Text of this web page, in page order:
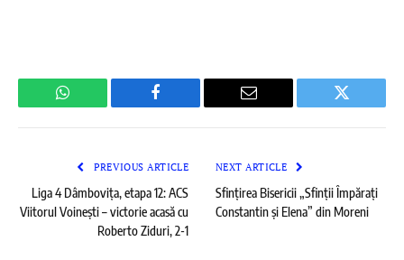
WhatsApp Facebook Email Twitter
PREVIOUS ARTICLE
Liga 4 Dâmbovița, etapa 12: ACS
Viitorul Voinești – victorie acasă cu
Roberto Ziduri, 2-1
NEXT ARTICLE
Sfințirea Bisericii „Sfinții Împărați
Constantin și Elena” din Moreni